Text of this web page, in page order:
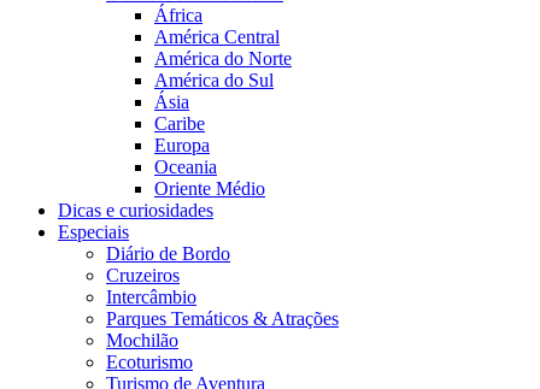
África
América Central
América do Norte
América do Sul
Ásia
Caribe
Europa
Oceania
Oriente Médio
Dicas e curiosidades
Especiais
Diário de Bordo
Cruzeiros
Intercâmbio
Parques Temáticos & Atrações
Mochilão
Ecoturismo
Turismo de Aventura